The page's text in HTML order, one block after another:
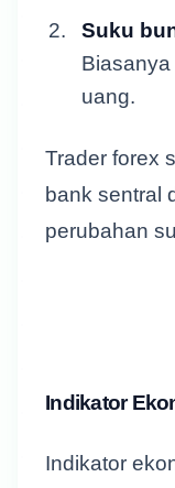
Suku
uang.
Trader forex
bank sentral
perubahan
Indikator
Indikator